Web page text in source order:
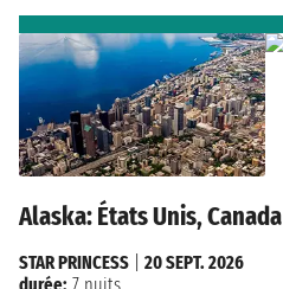
Alaska: États Unis, Canada
STAR PRINCESS
20 SEPT. 2026